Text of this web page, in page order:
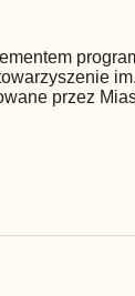
przez